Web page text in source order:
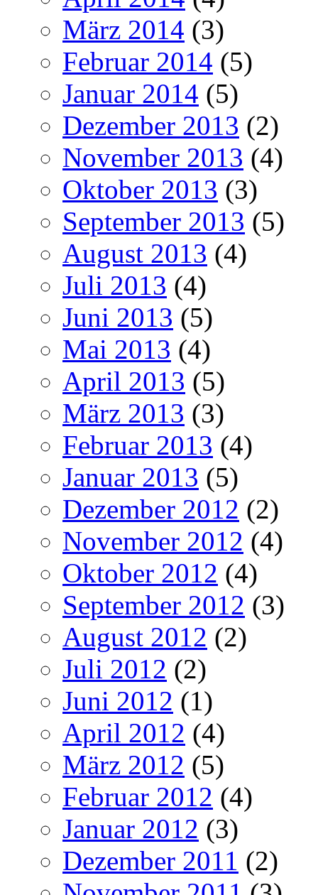
März 2014 (3)
Februar 2014 (5)
Januar 2014 (5)
Dezember 2013 (2)
November 2013 (4)
Oktober 2013 (3)
September 2013 (5)
August 2013 (4)
Juli 2013 (4)
Juni 2013 (5)
Mai 2013 (4)
April 2013 (5)
März 2013 (3)
Februar 2013 (4)
Januar 2013 (5)
Dezember 2012 (2)
November 2012 (4)
Oktober 2012 (4)
September 2012 (3)
August 2012 (2)
Juli 2012 (2)
Juni 2012 (1)
April 2012 (4)
März 2012 (5)
Februar 2012 (4)
Januar 2012 (3)
Dezember 2011 (2)